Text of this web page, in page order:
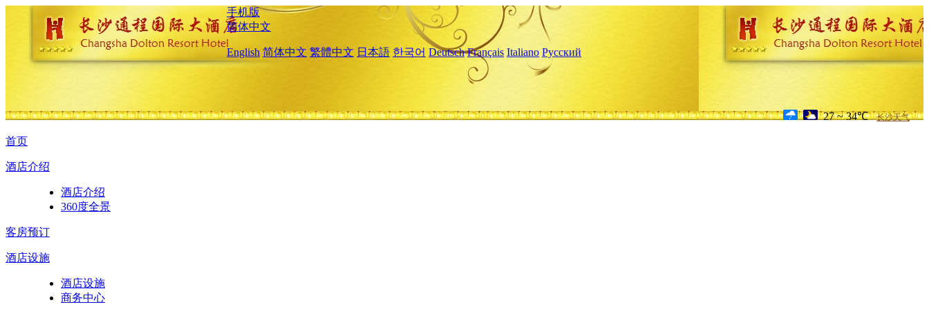
手机版
简体中文
English 简体中文 繁體中文 日本語 한국어 Deutsch Français Italiano Русский
27 ~ 34℃ 长沙天气
首页
酒店介绍
酒店介绍
360度全景
客房预订
酒店设施
酒店设施
商务中心